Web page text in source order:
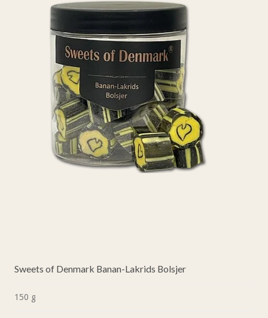
Sweets of Denmark Banan-Lakrids Bolsjer
150 g